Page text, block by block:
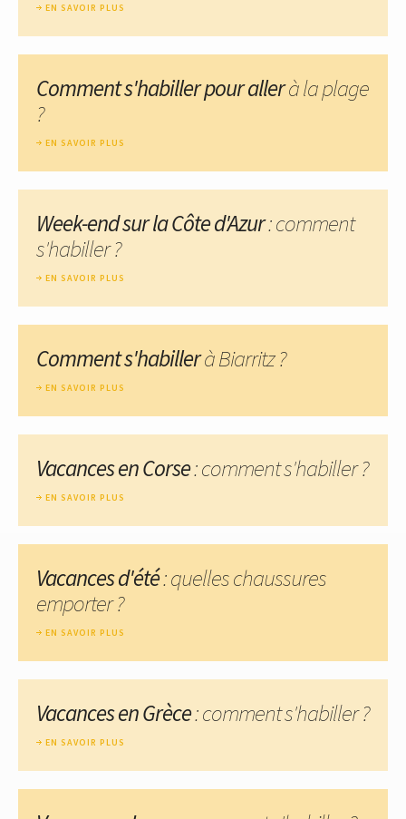
EN SAVOIR PLUS
Comment s'habiller pour allerà la plage
?
EN SAVOIR PLUS
Week-end sur la Côte d'Azur: comment
s'habiller ?
EN SAVOIR PLUS
Comment s'habillerà Biarritz ?
EN SAVOIR PLUS
Vacances en Corse: comment s'habiller ?
EN SAVOIR PLUS
Vacances d'été: quelles chaussures
emporter ?
EN SAVOIR PLUS
Vacances en Grèce: comment s'habiller ?
EN SAVOIR PLUS